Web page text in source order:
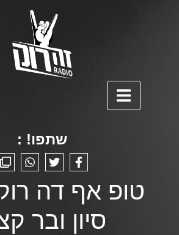
שתפו! :
טופ אף דה
סיון ובר